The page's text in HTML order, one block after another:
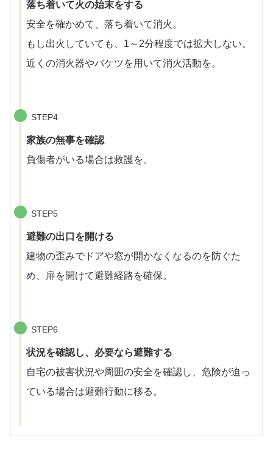
落ち着いて火の始末をする
安全を確かめて、落ち着いて消火。
もし出火していても、1～2分程度では拡大しない。
近くの消火器やバケツを用いて消火活動を。
STEP4
家族の無事を確認
負傷者がいる場合は救護を。
STEP5
避難の出口を開ける
建物の歪みでドアや窓が開かなくなるのを防ぐた
め、扉を開けて避難経路を確保。
STEP6
状況を確認し、必要なら避難する
自宅の被害状況や周囲の安全を確認し、危険が迫っ
ている場合は避難行動に移る。